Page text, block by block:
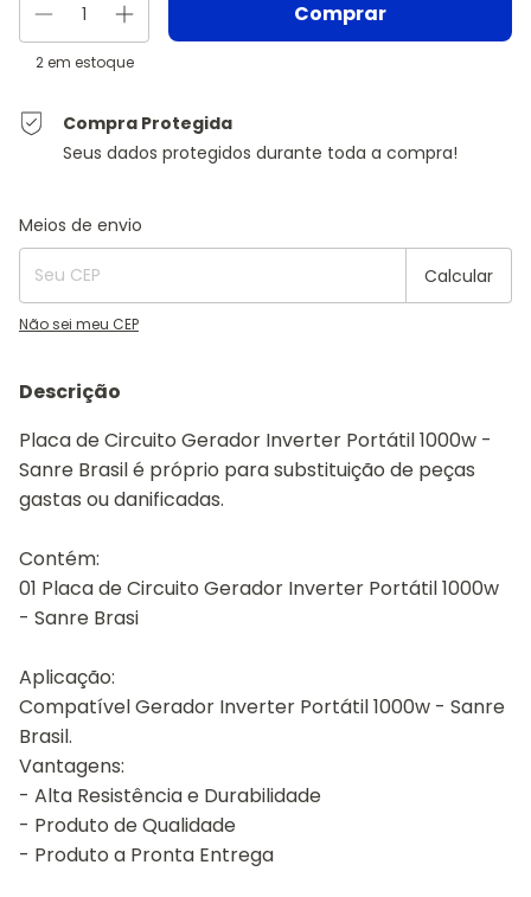
2em estoque
Compra Protegida
Seus dados protegidos durante toda a compra!
Entregas para o CEP:
Meios de envio
Calcular
Não sei meu CEP
Descrição
Placa de Circuito Gerador Inverter Portátil 1000w -
Sanre Brasil é próprio para substituição de peças
gastas ou danificadas.
Contém:
01 Placa de Circuito Gerador Inverter Portátil 1000w
- Sanre Brasi
Aplicação:
Compatível Gerador Inverter Portátil 1000w - Sanre
Brasil.
Vantagens:
- Alta Resistência e Durabilidade
- Produto de Qualidade
- Produto a Pronta Entrega